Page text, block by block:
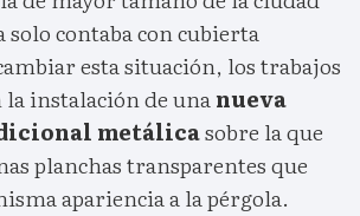
solo contaba con cubierta
esta situación, los trabajos
instalación de unanueva
metálicasobre la que
planchas transparentes que
apariencia a la pérgola.